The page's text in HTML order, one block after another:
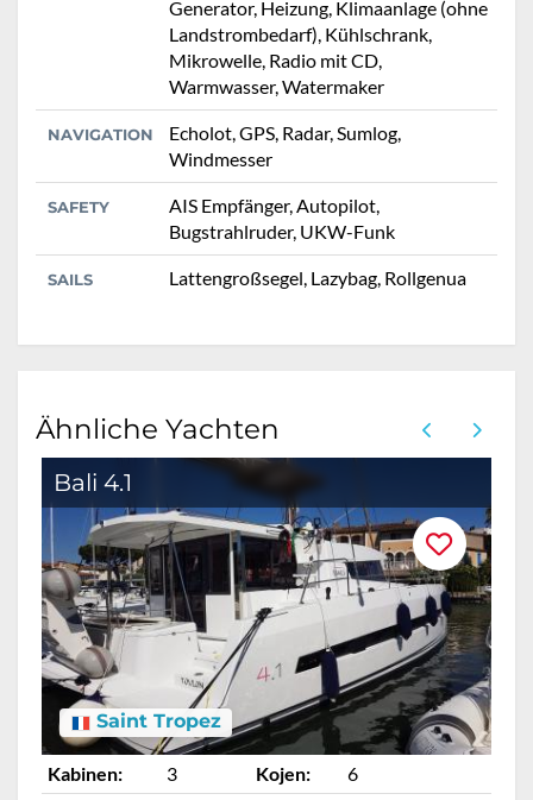
Generator, Heizung, Klimaanlage (ohne
Landstrombedarf), Kühlschrank,
Mikrowelle, Radio mit CD,
Warmwasser, Watermaker
NAVIGATION
Echolot, GPS, Radar, Sumlog,
Windmesser
SAFETY
AIS Empfänger, Autopilot,
Bugstrahlruder, UKW-Funk
SAILS Lattengroßsegel, Lazybag, Rollgenua
Ähnliche Yachten
Bali 4.1
Saint Tropez
Kabinen: 3 Kojen:
6